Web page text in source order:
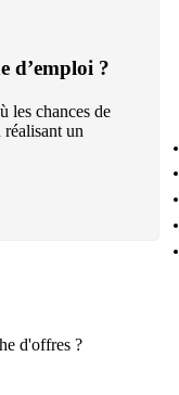
d’emploi ?
les chances de
un
d'offres ?